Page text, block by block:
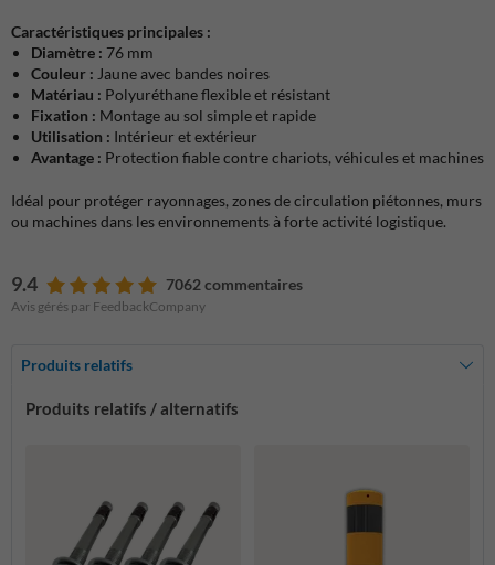
Caractéristiques principales :
Diamètre : 76 mm
Couleur : Jaune avec bandes noires
Matériau : Polyuréthane flexible et résistant
Fixation : Montage au sol simple et rapide
Utilisation : Intérieur et extérieur
Avantage : Protection fiable contre chariots, véhicules et machines
Idéal pour protéger rayonnages, zones de circulation piétonnes, murs
ou machines dans les environnements à forte activité logistique.
9.4 7062 commentaires
Avis gérés par FeedbackCompany
Produits relatifs
Produits relatifs / alternatifs